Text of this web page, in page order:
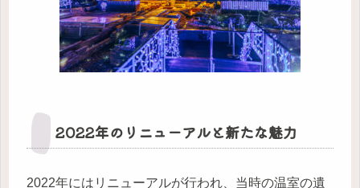
2022年のリニューアルと新たな魅力
2022年にはリニューアルが行われ、当時の温室の遺